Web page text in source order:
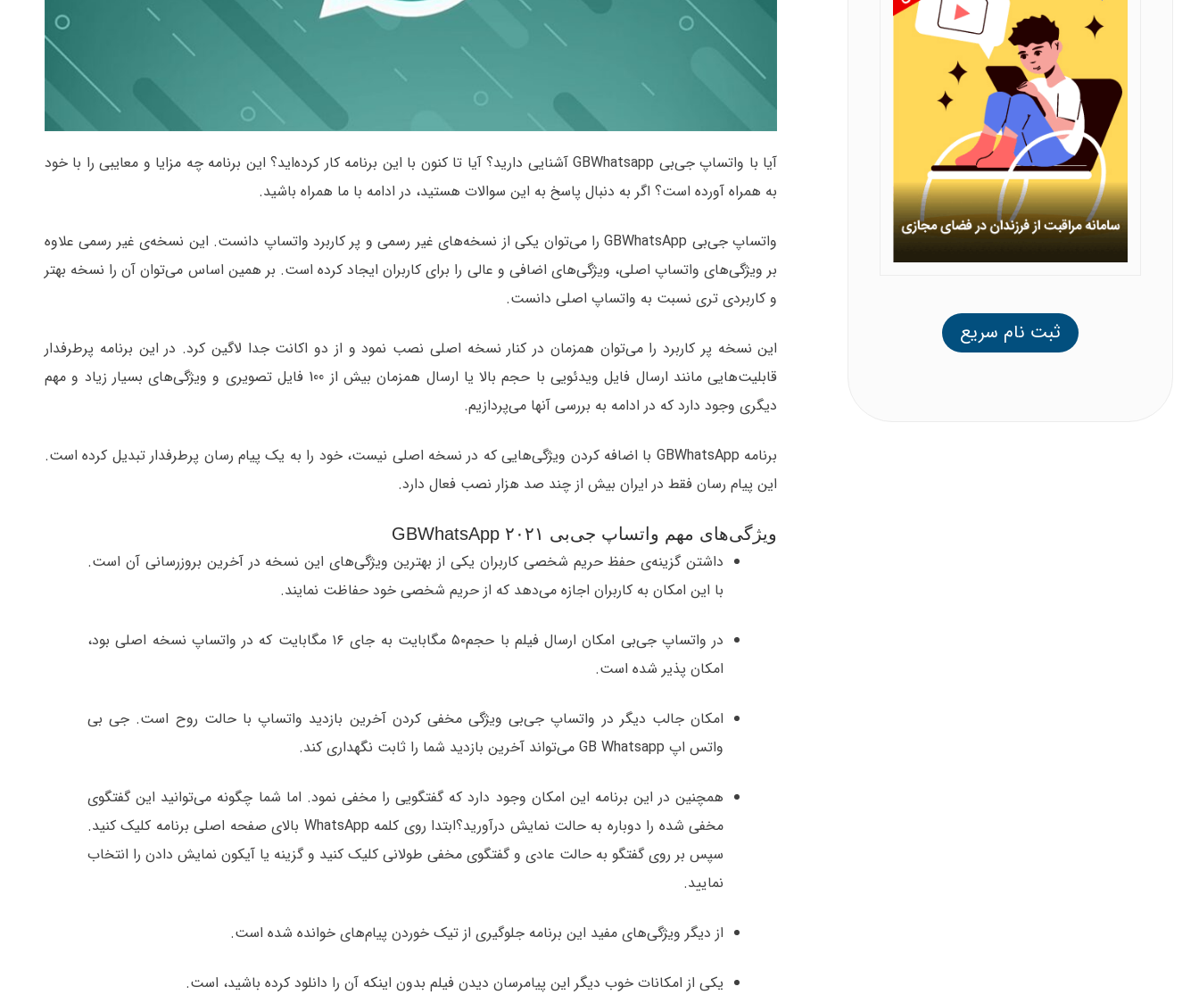
آیا با واتساپ جی‌‌بی GBWhatsapp آشنایی دارید؟ آیا تا کنون با این برنامه کار کرده‌اید؟ این برنامه چه مزایا و معایبی را با خود
به همراه آورده است؟ اگر به دنبال پاسخ به این سوالات هستید، در ادامه با ما همراه باشید.
واتساپ جی‌بی GBWhatsApp را می‌توان یکی از نسخه‌های غیر رسمی و پر کاربرد واتساپ دانست. این نسخه‌ی غیر رسمی علاوه
بر ویژگی‌های واتساپ اصلی، ویژگی‌های اضافی و عالی را برای کاربران ایجاد کرده است. بر همین اساس می‌توان آن را نسخه بهتر
و کاربردی تری نسبت به واتساپ اصلی دانست.
این نسخه پر کاربرد را می‌توان همزمان در کنار نسخه اصلی نصب نمود و از دو اکانت جدا لاگین کرد. در این برنامه پرطرفدار
قابلیت‌هایی مانند ارسال فایل ویدئویی با حجم بالا یا ارسال همزمان بیش از 100 فایل تصویری و ویژگی‌های بسیار زیاد و مهم
دیگری وجود دارد که در ادامه به بررسی آنها می‌پردازیم.
برنامه GBWhatsApp با اضافه کردن ویژگی‌هایی که در نسخه اصلی نیست، خود را به یک پیام‌ رسان پرطرفدار تبدیل کرده است.
این پیام رسان فقط در ایران بیش از چند صد هزار نصب فعال دارد.
ویژگی‌های مهم واتساپ جی‌‌بی GBWhatsApp ۲۰۲۱
داشتن گزینه‌ی حفظ حریم شخصی کاربران یکی از بهترین ویژگی‌های این نسخه‌ در آخرین بروزرسانی آن است.
با این امکان به کاربران اجازه می‌دهد که از حریم شخصی خود حفاظت نمایند.
در واتساپ جی‌بی امکان ارسال فیلم با حجم۵۰ مگابایت به جای ۱۶ مگابایت که در واتساپ نسخه اصلی بود،
امکان پذیر شده است.
امکان جالب دیگر در واتساپ جی‌بی ویژگی مخفی کردن آخرین بازدید واتساپ با حالت روح است. جی بی
واتس اپ GB Whatsapp می‌تواند آخرین بازدید شما را ثابت نگهداری کند.
همچنین در این برنامه این امکان وجود دارد که گفتگویی را مخفی نمود. اما شما چگونه می‌توانید این گفتگوی
مخفی شده را دوباره به حالت نمایش درآورید؟ابتدا روی کلمه WhatsApp بالای صفحه اصلی برنامه کلیک کنید.
سپس بر روی گفتگو به حالت عادی و گفتگوی مخفی طولانی کلیک کنید و گزینه یا آیکون نمایش دادن را انتخاب
نمایید.
از دیگر ویژگی‌های مفید این برنامه جلوگیری از تیک خوردن پیام‌های خوانده شده است.
یکی از امکانات خوب دیگر این پیامرسان دیدن فیلم بدون اینکه آن را دانلود کرده باشید، است.
ثبت نام سریع